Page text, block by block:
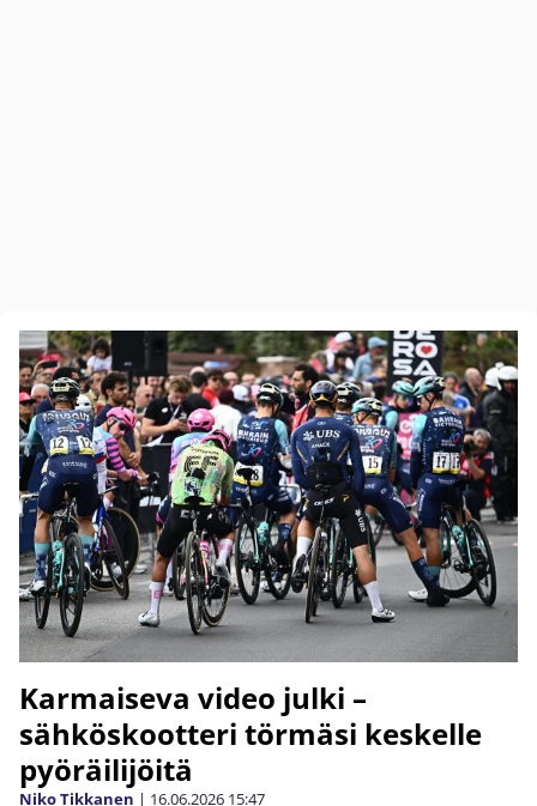
Karmaiseva video julki –
sähköskootteri törmäsi keskelle
pyöräilijöitä
Niko Tikkanen | 16.06.2026 15:47